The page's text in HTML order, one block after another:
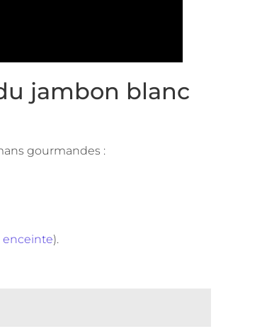
jambon blanc
gourmandes :
enceinte).